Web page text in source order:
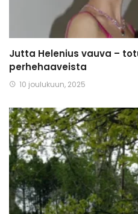
Jutta Helenius vauva –
perhehaaveista
10 joulukuun, 2025